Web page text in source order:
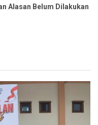
Alasan Belum Dilakukan